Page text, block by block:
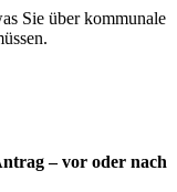
Sie über kommunale
– vor oder nach